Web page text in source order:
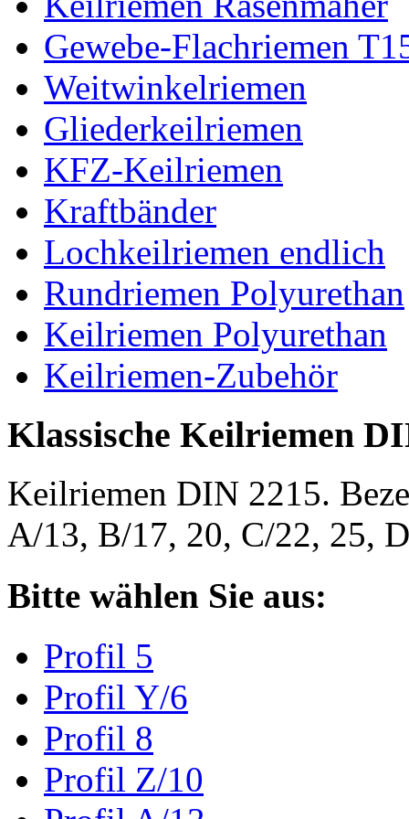
Gewebe-Flachriemen
Weitwinkelriemen
Gliederkeilriemen
KFZ-Keilriemen
Kraftbänder
Lochkeilriemen endlich
Rundriemen Polyurethan
Keilriemen Polyurethan
Keilriemen-Zubehör
Klassische Keilriemen
Keilriemen DIN 2215.
A/13, B/17, 20, C/22, 25,
Bitte wählen Sie aus:
Profil 5
Profil Y/6
Profil 8
Profil Z/10